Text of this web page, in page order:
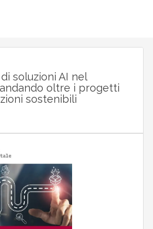
soluzioni AI nel
oltre i progetti
sostenibili